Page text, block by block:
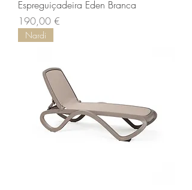
Espreguiçadeira Eden Branca
Preço
190,00 €
Nardi